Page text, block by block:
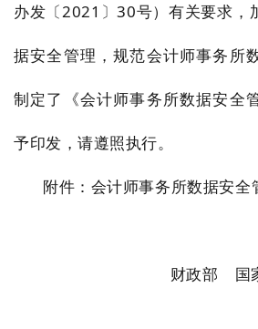
办发〔2021〕30号）有关要求，
据安全管理，规范会计师事务所
制定了《会计师事务所数据安全
予印发，请遵照执行。
附件： 会计师事务所数据安全
财政部 国